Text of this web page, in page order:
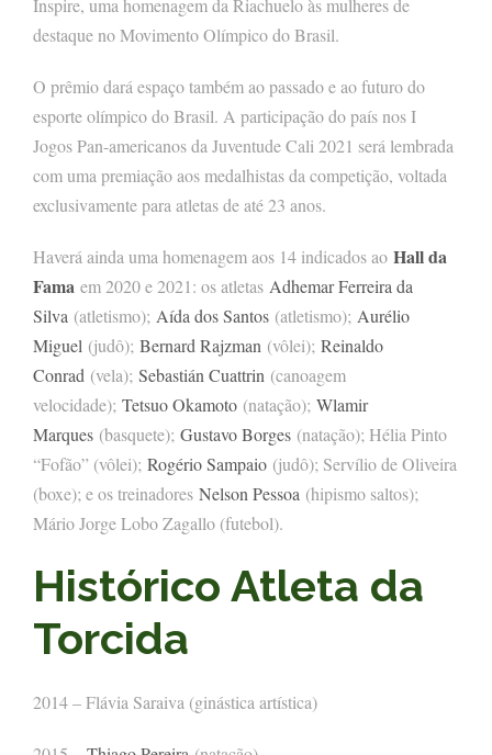
Inspire, uma homenagem da Riachuelo às mulheres de
destaque no Movimento Olímpico do Brasil.
O prêmio dará espaço também ao passado e ao futuro do
esporte olímpico do Brasil. A participação do país nos I
Jogos Pan-americanos da Juventude Cali 2021 será lembrada
com uma premiação aos medalhistas da competição, voltada
exclusivamente para atletas de até 23 anos.
Haverá ainda uma homenagem aos 14 indicados ao Hall da
Fama em 2020 e 2021: os atletas Adhemar Ferreira da
Silva (atletismo); Aída dos Santos (atletismo); Aurélio
Miguel (judô); Bernard Rajzman (vôlei); Reinaldo
Conrad (vela); Sebastián Cuattrin (canoagem
velocidade); Tetsuo Okamoto (natação); Wlamir
Marques (basquete); Gustavo Borges (natação); Hélia Pinto
“Fofão” (vôlei); Rogério Sampaio (judô); Servílio de Oliveira
(boxe); e os treinadores Nelson Pessoa (hipismo saltos);
Mário Jorge Lobo Zagallo (futebol).
Histórico Atleta da
Torcida
2014 – Flávia Saraiva (ginástica artística)